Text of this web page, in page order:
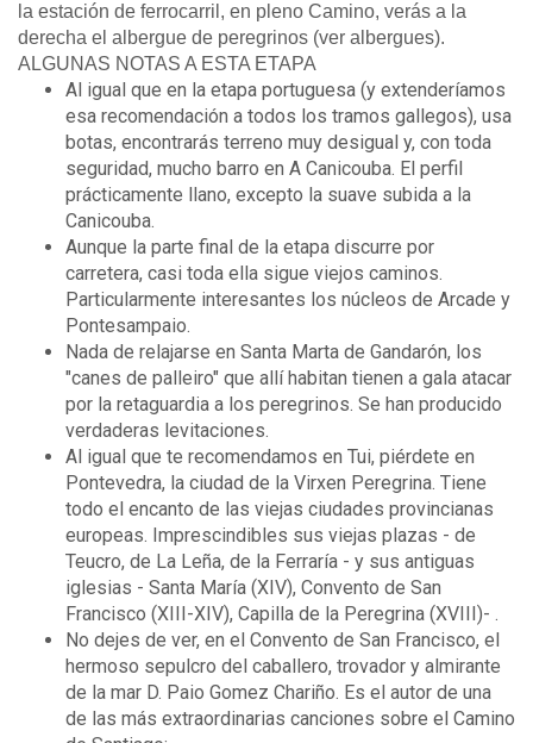
la estación de ferrocarril, en pleno Camino, verás a la
derecha el albergue de peregrinos (ver albergues).
ALGUNAS NOTAS A ESTA ETAPA
Al igual que en la etapa portuguesa (y extenderíamos
esa recomendación a todos los tramos gallegos), usa
botas, encontrarás terreno muy desigual y, con toda
seguridad, mucho barro en A Canicouba. El perfil
prácticamente llano, excepto la suave subida a la
Canicouba.
Aunque la parte final de la etapa discurre por
carretera, casi toda ella sigue viejos caminos.
Particularmente interesantes los núcleos de Arcade y
Pontesampaio.
Nada de relajarse en Santa Marta de Gandarón, los
"canes de palleiro" que allí habitan tienen a gala atacar
por la retaguardia a los peregrinos. Se han producido
verdaderas levitaciones.
Al igual que te recomendamos en Tui, piérdete en
Pontevedra, la ciudad de la Virxen Peregrina. Tiene
todo el encanto de las viejas ciudades provincianas
europeas. Imprescindibles sus viejas plazas - de
Teucro, de La Leña, de la Ferraría - y sus antiguas
iglesias - Santa María (XIV), Convento de San
Francisco (XIII-XIV), Capilla de la Peregrina (XVIII)- .
No dejes de ver, en el Convento de San Francisco, el
hermoso sepulcro del caballero, trovador y almirante
de la mar D. Paio Gomez Chariño. Es el autor de una
de las más extraordinarias canciones sobre el Camino